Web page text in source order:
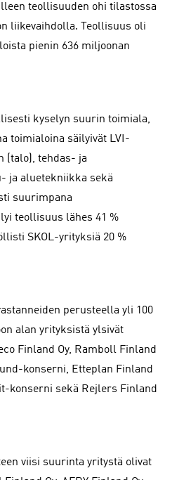
teollisuuden ohi tilastossa
liikevaihdolla. Teollisuus oli
pienin 636 miljoonan
kyselyn suurin toimiala,
toimialoina säilyivät LVI-
(talo), tehdas- ja
ja aluetekniikka sekä
suurimpana
teollisuus lähes 41 %
SKOL-yrityksiä 20 %
perusteella yli 100
alan yrityksistä ylsivät
Finland Oy, Ramboll Finland
konserni, Etteplan Finland
konserni sekä Rejlers Finland
viisi suurinta yritystä olivat